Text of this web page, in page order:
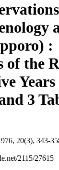
:
of the
3
20(3), 343-
2115/27615